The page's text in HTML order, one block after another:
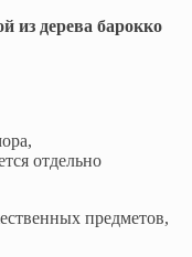
из дерева барокко
отдельно
предметов,